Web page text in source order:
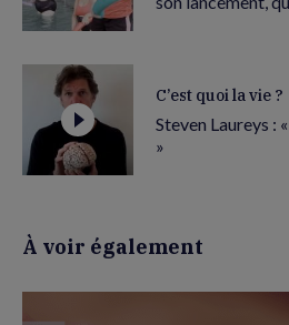
C’est quoi la vie ?
Steven Laureys :
»
À voir également